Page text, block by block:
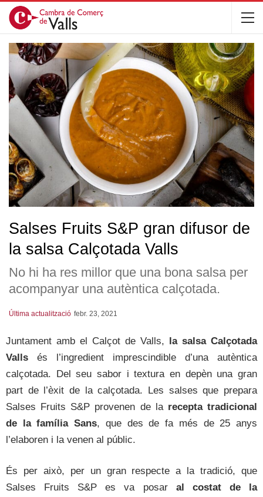
Salses Fruits S&P gran difusor de
la salsa Calçotada Valls
No hi ha res millor que una bona salsa per
acompanyar una autèntica calçotada.
Última actualització febr. 23, 2021
Juntament amb el Calçot de Valls, la salsa Calçotada
Valls és l’ingredient imprescindible d’una autèntica
calçotada. Del seu sabor i textura en depèn una gran
part de l’èxit de la calçotada. Les salses que prepara
Salses Fruits S&P provenen de la recepta tradicional
de la família Sans, que des de fa més de 25 anys
l’elaboren i la venen al públic.
És per això, per un gran respecte a la tradició, que
Salses Fruits S&P es va posar al costat de la